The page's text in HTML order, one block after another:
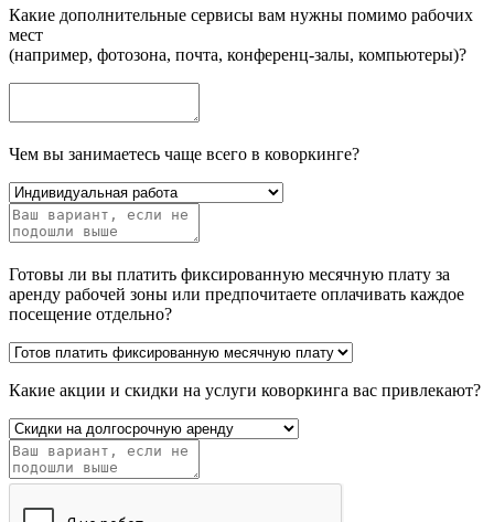
Какие дополнительные сервисы вам нужны помимо рабочих
мест
(например, фотозона, почта, конференц-залы, компьютеры)?
Чем вы занимаетесь чаще всего в коворкинге?
Готовы ли вы платить фиксированную месячную плату за
аренду рабочей зоны или предпочитаете оплачивать каждое
посещение отдельно?
Какие акции и скидки на услуги коворкинга вас привлекают?